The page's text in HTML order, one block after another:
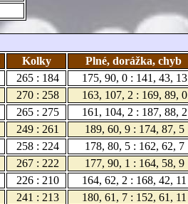
Kolky
Plné, dorážka, chyb
265 : 184 175, 90, 0 : 141, 43, 13
270 : 258 163, 107, 2 : 169, 89, 0
265 : 275 161, 104, 2 : 187, 88, 2
249 : 261 189, 60, 9 : 174, 87, 5
258 : 224 178, 80, 5 : 162, 62, 7
267 : 222 177, 90, 1 : 164, 58, 9
226 : 210 164, 62, 2 : 168, 42, 11
241 : 213 180, 61, 7 : 152, 61, 11